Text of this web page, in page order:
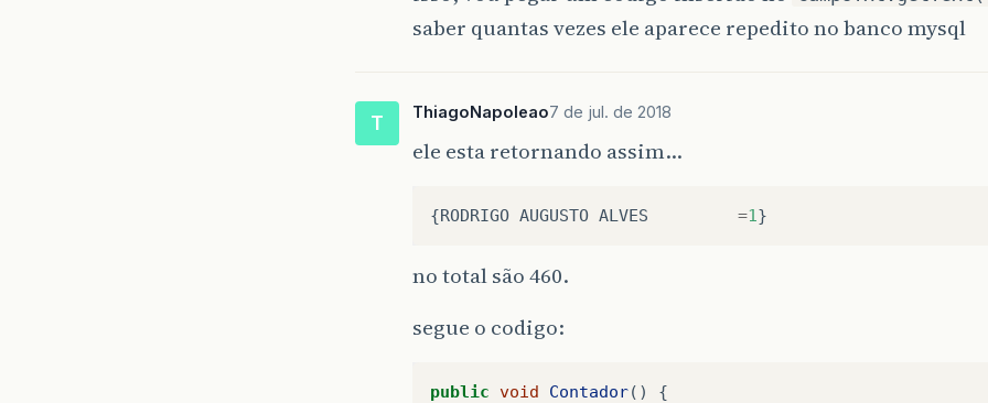
saber quantas vezes ele aparece repedito no banco mysql
T ThiagoNapoleao7 de jul. de 2018
ele esta retornando assim…
{RODRIGO AUGUSTO ALVES =1 }
no total são 460.
segue o codigo:
public void Contador()
{